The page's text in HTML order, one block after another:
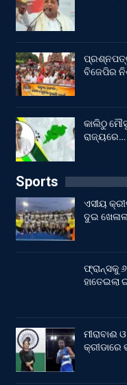
ବିଜେପିର
କାଲିଠୁ
ରାଜ୍ୟରେ…
Sports
ଏସୀୟ
ଦୁଇ
ଫ୍ରାନ୍ସକୁ
ହାତେଇଲା
ମୀରାବାଈ
କ୍ରୀଡାରେ